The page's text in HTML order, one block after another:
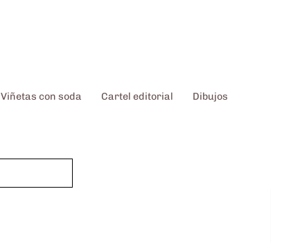
Viñetas con soda Cartel editorial Dibujos